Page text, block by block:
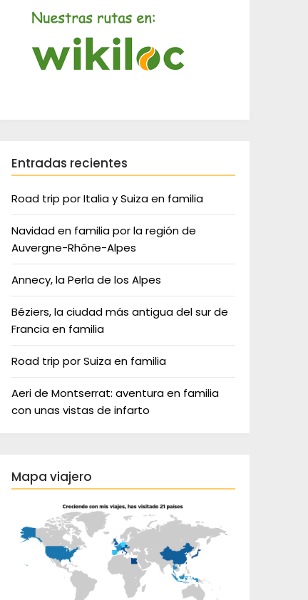
Entradas recientes
Road trip por Italia y Suiza en familia
Navidad en familia por la región de
Auvergne-Rhône-Alpes
Annecy, la Perla de los Alpes
Béziers, la ciudad más antigua del sur de
Francia en familia
Road trip por Suiza en familia
Aeri de Montserrat: aventura en familia
con unas vistas de infarto
Mapa viajero